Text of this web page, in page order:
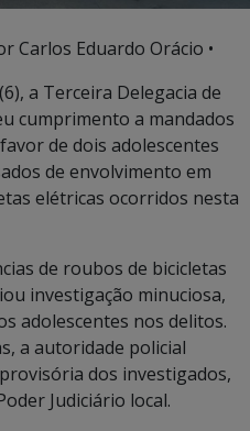
Carlos Eduardo Orácio •
a Terceira Delegacia de
cumprimento a mandados
de dois adolescentes
de envolvimento em
elétricas ocorridos nesta
de roubos de bicicletas
investigação minuciosa,
adolescentes nos delitos.
a autoridade policial
dos investigados,
Judiciário local.